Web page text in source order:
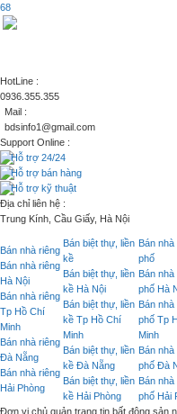
68
HotLine :
0936.355.355
Mail :
bdsinfo1@gmail.com
Support Online :
Hỗ trợ 24/24
Hỗ trợ bán hàng
Hỗ trợ kỹ thuật
Địa chỉ liên hệ :
Trung Kính, Cầu Giấy, Hà Nội
Bán nhà riêng
Bán nhà riêng
Hà Nội
Bán nhà riêng
Tp Hồ Chí
Minh
Bán nhà riêng
Đà Nẵng
Bán nhà riêng
Hải Phòng
Bán biệt thự, liền
kề
Bán biệt thự, liền
kề Hà Nội
Bán biệt thự, liền
kề Tp Hồ Chí
Minh
Bán biệt thự, liền
kề Đà Nẵng
Bán biệt thự, liền
kề Hải Phòng
Bán nhà
phố
Bán nhà
phố Hà
Bán nhà
phố Tp
Minh
Bán nhà
phố Đà
Bán nhà
phố Hải
Đơn vị chủ quản trang tin bất động sản